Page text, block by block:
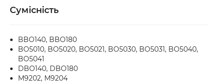
Сумісність
BBO140, BBO180
BO5010, BO5020, BO5021, BO5030, BO5031, BO5040,
BO5041
DBO140, DBO180
M9202, M9204